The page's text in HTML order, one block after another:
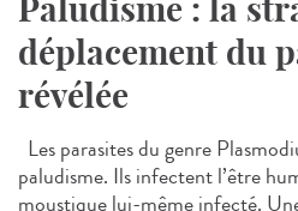
Paludisme : la
déplacement du
révélée
Les parasites du genre
paludisme. Ils infectent l’être
moustique lui-même infecté.